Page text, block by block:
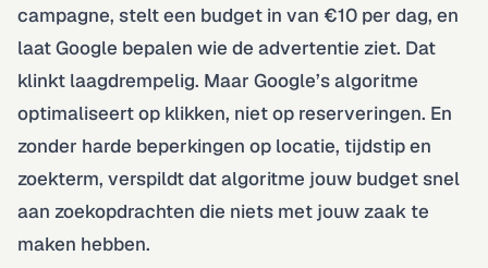
campagne, stelt een budget in van €10 per dag, en
laat Google bepalen wie de advertentie ziet. Dat
klinkt laagdrempelig. Maar Google’s algoritme
optimaliseert op klikken, niet op reserveringen. En
zonder harde beperkingen op locatie, tijdstip en
zoekterm, verspildt dat algoritme jouw budget snel
aan zoekopdrachten die niets met jouw zaak te
maken hebben.